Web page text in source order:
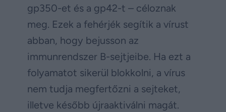
gp350-et és a gp42-t – céloznak
meg. Ezek a fehérjék segítik a vírust
abban, hogy bejusson az
immunrendszer B-sejtjeibe. Ha ezt a
folyamatot sikerül blokkolni, a vírus
nem tudja megfertőzni a sejteket,
illetve később újraaktiválni magát.